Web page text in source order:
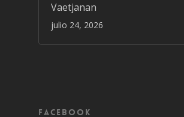
Vaetjanan
julio 24, 2026
Facebook